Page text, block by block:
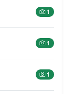
1
1
1